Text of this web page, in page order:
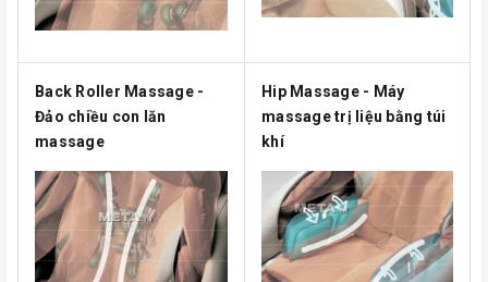
Back Roller Massage -
Đảo chiều con lăn
massage
Hip Massage - Máy
massage trị liệu bằng túi
khí